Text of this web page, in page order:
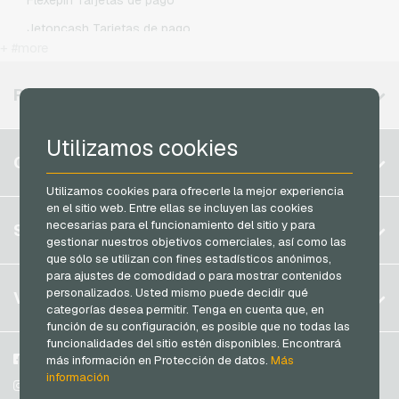
Utilizamos cookies
Utilizamos cookies para ofrecerle la mejor experiencia
en el sitio web. Entre ellas se incluyen las cookies
necesarias para el funcionamiento del sitio y para
gestionar nuestros objetivos comerciales, así como las
que sólo se utilizan con fines estadísticos anónimos,
para ajustes de comodidad o para mostrar contenidos
personalizados. Usted mismo puede decidir qué
categorías desea permitir. Tenga en cuenta que, en
función de su configuración, es posible que no todas las
funcionalidades del sitio estén disponibles. Encontrará
más información en Protección de datos.Más
información
Jetoncash Tarjetas de pago
Neosurf Tarjetas de pago
Razer Gold Tarjetas de pago
Transcash Tarjetas de pago
REGIONES DISPONIBLES
Bélgica
Alemania (DE)
Alemania (EN)
Francia
Italia
Países Bajos
Austria
Portugal
CUENTA
Registrar
Iniciar sesión
Mi carrito
SERVICIO
FAQ
Modos de pago
Condiciones generales&Derecho de revocación
Protección de datos
VGO-SHOP
Sobre nosotros
Participantes
Facebook
Instagram